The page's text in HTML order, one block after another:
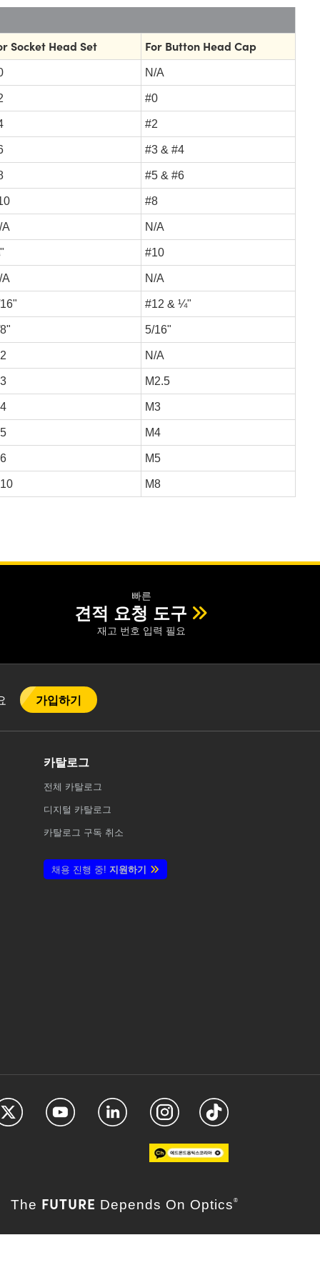
Socket Head Set For Button Head Cap
N/A
#0
#2
#3 & #4
#5 & #6
#8
A N/A
#10
A N/A
#12 & ¼"
5/16"
N/A
M2.5
M3
M4
M5
M8
빠른
견적 요청 도구
재고 번호 입력 필요
가입하기
카탈로그
전체 카탈로그
디지털 카탈로그
카탈로그 구독 취소
채용 진행 중! 지원하기
The FUTURE Depends On Optics ®